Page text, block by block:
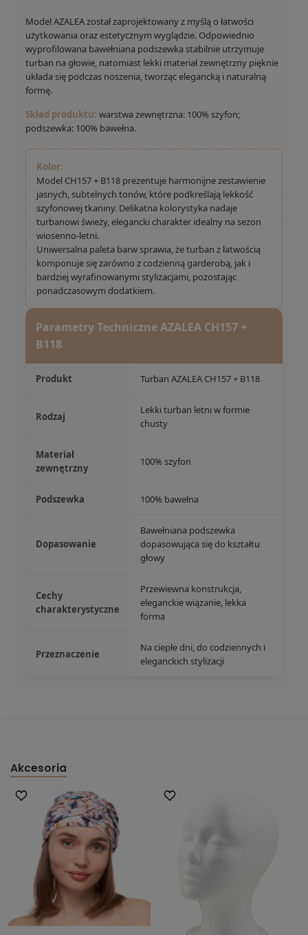
Model AZALEA został zaprojektowany z myślą o łatwości
użytkowania oraz estetycznym wyglądzie. Odpowiednio
wyprofilowana bawełniana podszewka stabilnie utrzymuje
turban na głowie, natomiast lekki materiał zewnętrzny pięknie
układa się podczas noszenia, tworząc elegancką i naturalną
formę.
Skład produktu: warstwa zewnętrzna: 100% szyfon;
podszewka: 100% bawełna.
Kolor:
Model CH157 + B118 prezentuje harmonijne zestawienie
jasnych, subtelnych tonów, które podkreślają lekkość
szyfonowej tkaniny. Delikatna kolorystyka nadaje
turbanowi świeży, elegancki charakter idealny na sezon
wiosenno-letni.
Uniwersalna paleta barw sprawia, że turban z łatwością
komponuje się zarówno z codzienną garderobą, jak i
bardziej wyrafinowanymi stylizacjami, pozostając
ponadczasowym dodatkiem.
Parametry Techniczne AZALEA CH157 +
B118
Produkt Turban AZALEA CH157 + B118
Rodzaj
Lekki turban letni w formie
chusty
Materiał
zewnętrzny
100% szyfon
Podszewka 100% bawełna
Dopasowanie
Bawełniana podszewka
dopasowująca się do kształtu
głowy
Cechy
charakterystyczne
Przewiewna konstrukcja,
eleganckie wiązanie, lekka
forma
Przeznaczenie
Na ciepłe dni, do codziennych i
eleganckich stylizacji
Akcesoria